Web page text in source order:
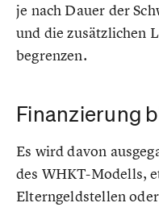
je nach Dauer der
und die zusätzlichen
begrenzen.
Finanzierung
Es wird davon
des WHKT-Modells,
Elterngeldstellen